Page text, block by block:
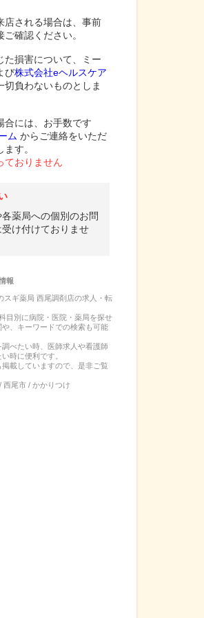
店される場合は、事前
確認ください。
た損害について、ミー
び株式会社eヘルスケア
切負わないものとしま
合には、お手数です
ム からご連絡をいただ
す。
ておりません
薬局への個別のお問
け付けておりませ
報
スギ薬局 西尾調剤店の求人・転
目別に病院・医院・薬局を探せ
、キーワードでの検索も可能
べたい時、医師求人や看護師
時に便利です。
載していますので、是非ご覧
西尾市 / かかりつけ